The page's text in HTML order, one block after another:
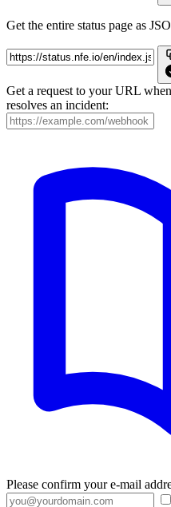
Get the entire status page as
Get a request to your URL
resolves an incident:
Please confirm your e-mail